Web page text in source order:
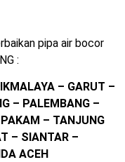
pipa air bocor
:
– GARUT –
– PALEMBANG –
– TANJUNG
– SIANTAR –
ACEH